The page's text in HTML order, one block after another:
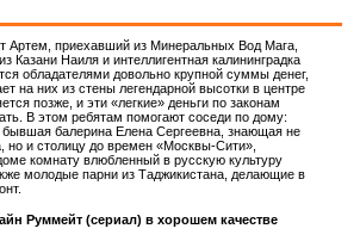
Артем, приехавший из Минеральных Вод Мага,
Казани Наиля и интеллигентная калининградка
обладателями довольно крупной суммы денег,
на них из стены легендарной высотки в центре
позже, и эти «легкие» деньги по законам
В этом ребятам помогают соседи по дому:
балерина Елена Сергеевна, знающая не
но и столицу до времен «Москвы-Сити»,
комнату влюбленный в русскую культуру
молодые парни из Таджикистана, делающие в
Руммейт (сериал) в хорошем качестве